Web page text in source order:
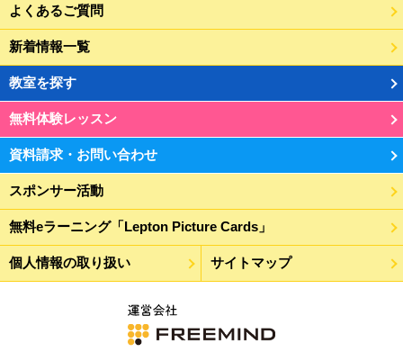
よくあるご質問
新着情報一覧
教室を探す
無料体験レッスン
資料請求・お問い合わせ
スポンサー活動
無料eラーニング「Lepton Picture Cards」
個人情報の取り扱い サイトマップ